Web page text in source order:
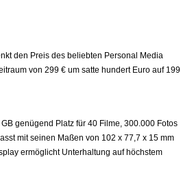
den Preis des beliebten Personal Media
von 299 € um satte hundert Euro auf 199
genügend Platz für 40 Filme, 300.000 Fotos
mit seinen Maßen von 102 x 77,7 x 15 mm
ermöglicht Unterhaltung auf höchstem